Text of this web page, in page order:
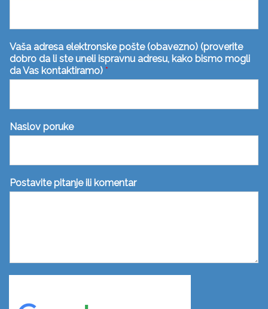
Vaša adresa elektronske pošte (obavezno) (proverite
dobro da li ste uneli ispravnu adresu, kako bismo mogli
da Vas kontaktiramo) *
Naslov poruke
Postavite pitanje ili komentar